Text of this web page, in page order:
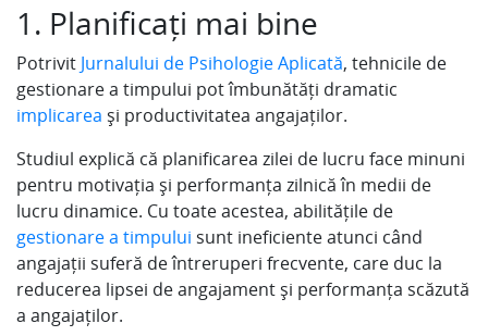
1. Planificați mai bine
Potrivit Jurnalului de Psihologie Aplicată, tehnicile de
gestionare a timpului pot îmbunătăți dramatic
implicarea și productivitatea angajaților.
Studiul explică că planificarea zilei de lucru face minuni
pentru motivația și performanța zilnică în medii de
lucru dinamice. Cu toate acestea, abilitățile de
gestionare a timpului sunt ineficiente atunci când
angajații suferă de întreruperi frecvente, care duc la
reducerea lipsei de angajament și performanța scăzută
a angajaților.